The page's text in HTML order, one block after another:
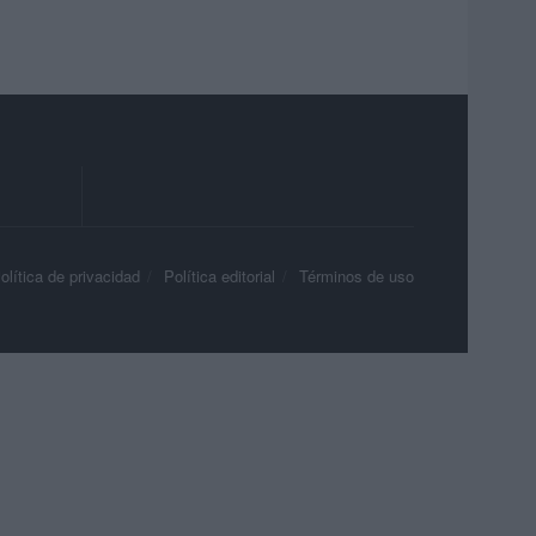
de privacidad Política editorial Términos de uso